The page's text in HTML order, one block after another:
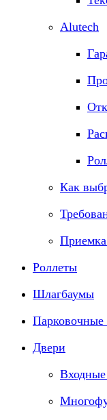
Alutech
Как
Роллеты
Шлагбаумы
Парковочные
Двери